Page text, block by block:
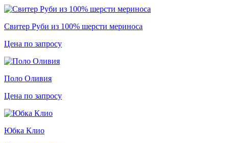
Свитер Руби из 100% шерсти мериноса
Цена по запросу
Поло Оливия
Цена по запросу
Юбка Клио